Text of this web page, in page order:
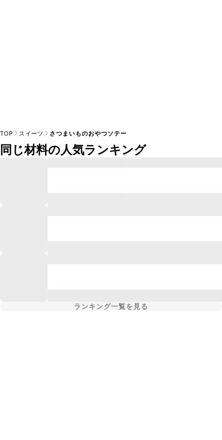
TOP スイーツ さつまいものおやつソテー
同じ材料の人気ランキング
ランキング一覧を見る